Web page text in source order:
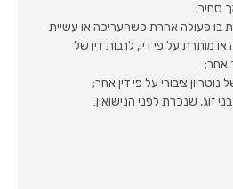
בו פעולה אחרת כשהעריכה או עשיית
או מותרת על פי דין, לרבות דין של
אחר;